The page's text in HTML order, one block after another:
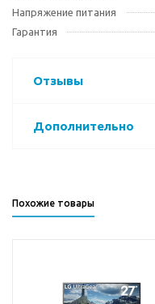
Напряжение питания
Гарантия
Отзывы
Дополнительно
Похожие товары